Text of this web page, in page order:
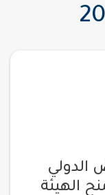
تمنح الهيئة